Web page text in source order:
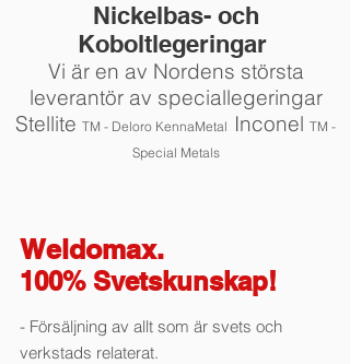
Nickelbas- och
Koboltlegeringar
Vi är en av Nordens största
leverantör av speciallegeringar
Stellite TM - Deloro KennaMetal Inconel TM -
Special Metals
Weldomax.
100% Svetskunskap!
- Försäljning av allt som är svets och
verkstads relaterat.